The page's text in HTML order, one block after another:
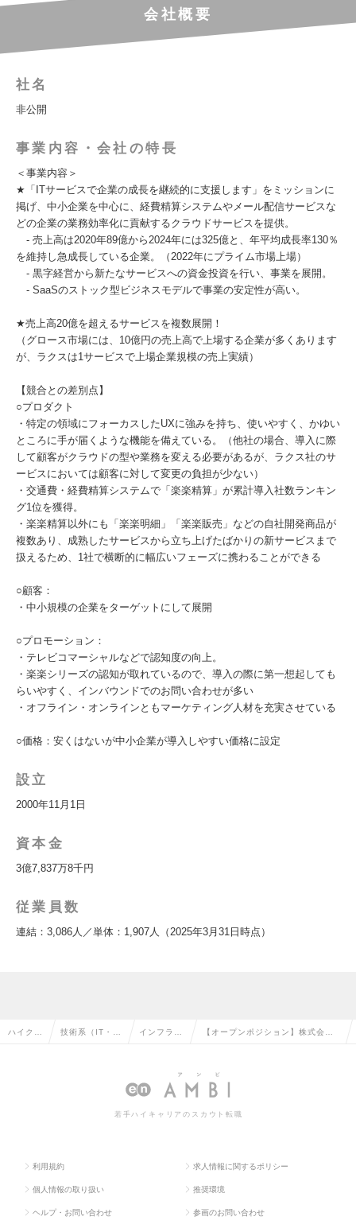
会社概要
社名
非公開
事業内容・会社の特長
＜事業内容＞
★「ITサービスで企業の成長を継続的に支援します」をミッションに
掲げ、中小企業を中心に、経費精算システムやメール配信サービスな
どの企業の業務効率化に貢献するクラウドサービスを提供。
- 売上高は2020年89億から2024年には325億と、年平均成長率130％
を維持し急成長している企業。（2022年にプライム市場上場）
- 黒字経営から新たなサービスへの資金投資を行い、事業を展開。
- SaaSのストック型ビジネスモデルで事業の安定性が高い。
★売上高20億を超えるサービスを複数展開！
（グロース市場には、10億円の売上高で上場する企業が多くあります
が、ラクスは1サービスで上場企業規模の売上実績）
【競合との差別点】
○プロダクト
・特定の領域にフォーカスしたUXに強みを持ち、使いやすく、かゆい
ところに手が届くような機能を備えている。（他社の場合、導入に際
して顧客がクラウドの型や業務を変える必要があるが、ラクス社のサ
ービスにおいては顧客に対して変更の負担が少ない）
・交通費・経費精算システムで「楽楽精算」が累計導入社数ランキン
グ1位を獲得。
・楽楽精算以外にも「楽楽明細」「楽楽販売」などの自社開発商品が
複数あり、成熟したサービスから立ち上げたばかりの新サービスまで
扱えるため、1社で横断的に幅広いフェーズに携わることができる
○顧客：
・中小規模の企業をターゲットにして展開
○プロモーション：
・テレビコマーシャルなどで認知度の向上。
・楽楽シリーズの認知が取れているので、導入の際に第一想起しても
らいやすく、インバウンドでのお問い合わせが多い
・オフライン・オンラインともマーケティング人材を充実させている
○価格：安くはないが中小企業が導入しやすい価格に設定
設立
2000年11月1日
資本金
3億7,837万8千円
従業員数
連結：3,086人／単体：1,907人（2025年3月31日時点）
ハイクラ 技術系（IT・W インフラエ
転職
【オープンポジション】株式会社
の求人情報
若手ハイキャリアのスカウト転職
利用規約 求人情報に関するポリシー
個人情報の取り扱い 推奨環境
ヘルプ・お問い合わせ 参画のお問い合わせ